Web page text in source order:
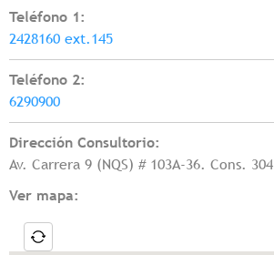
Teléfono 1:
2428160 ext.145
Teléfono 2:
6290900
Dirección Consultorio:
Av. Carrera 9 (NQS) # 103A-36. Cons. 304
Ver mapa: